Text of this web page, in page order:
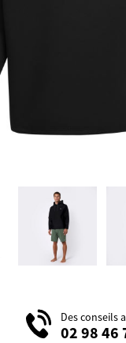
Des conseils
02 98 46